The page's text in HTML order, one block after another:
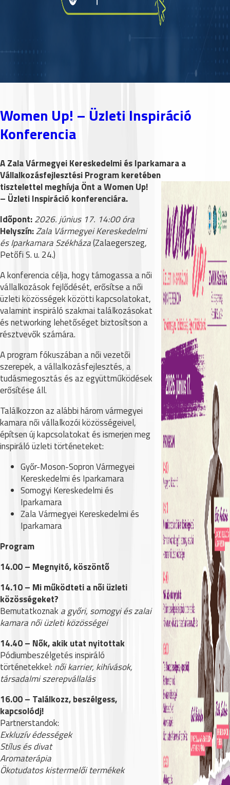
Women Up! – Üzleti Inspiráció
Konferencia
A Zala Vármegyei Kereskedelmi és Iparkamara a
Vállalkozásfejlesztési Program keretében
tisztelettel meghívja Önt a Women Up!
– Üzleti Inspiráció konferenciára.
Időpont:2026. június 17. 14:00 óra
Helyszín:Zala Vármegyei Kereskedelmi
és Iparkamara Székháza(Zalaegerszeg,
Petőfi S. u. 24.)
A konferencia célja, hogy támogassa a női
vállalkozások fejlődését, erősítse a női
üzleti közösségek közötti kapcsolatokat,
valamint inspiráló szakmai találkozásokat
és networking lehetőséget biztosítson a
résztvevők számára.
A program fókuszában a női vezetői
szerepek, a vállalkozásfejlesztés, a
tudásmegosztás és az együttműködések
erősítése áll.
Találkozzon az alábbi három vármegyei
kamara női vállalkozói közösségeivel,
építsen új kapcsolatokat és ismerjen meg
inspiráló üzleti történeteket:
Győr-Moson-Sopron Vármegyei
Kereskedelmi és Iparkamara
Somogyi Kereskedelmi és
Iparkamara
Zala Vármegyei Kereskedelmi és
Iparkamara
Program
14.00 – Megnyitó, köszöntő
14.10 – Mi működteti a női üzleti
közösségeket?
Bemutatkoznak a győri, somogyi és zalai
kamara női üzleti közösségei
14.40 – Nők, akik utat nyitottak
Pódiumbeszélgetés inspiráló
történetekkel: női karrier, kihívások,
társadalmi szerepvállalás
16.00 – Találkozz, beszélgess,
kapcsolódj!
Partnerstandok:
Exkluzív édességek
Stílus és divat
Aromaterápia
Ökotudatos kistermelői termékek